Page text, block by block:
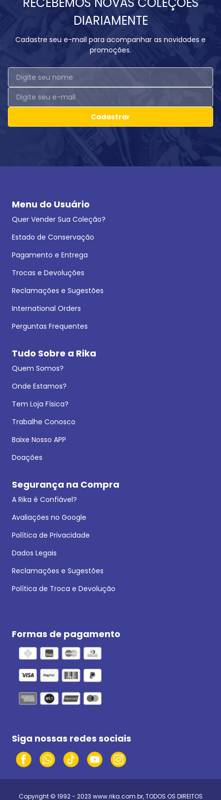
DIARIAMENTE
Cadastre seu e-mail para acompanhar as novidades e
promoções.
Cadastrar
Menu do Usuário
Quer Vender Sua Coleção?
Estado de Conservação
Pagamento e Entrega
Trocas e Devoluções
Reclamações e Sugestões
International Orders
Perguntas Frequentes
Tudo Sobre a Rika
Quem Somos?
Onde Estamos?
Tem Loja Física?
Trabalhe Conosco
Baixe Nosso APP
Doações
Segurança na Compra
A Rika é Confiável?
Avaliações no Google
Política de Privacidade
Dados Legais
Reclamações e Sugestões
Política de Troca e Devolução
Formas de pagamento
Siga nossas redes sociais
Copyright © 1992 - 2023 www.rika.com.br, TODOS OS DIREITOS